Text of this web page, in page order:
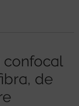
confocal
de